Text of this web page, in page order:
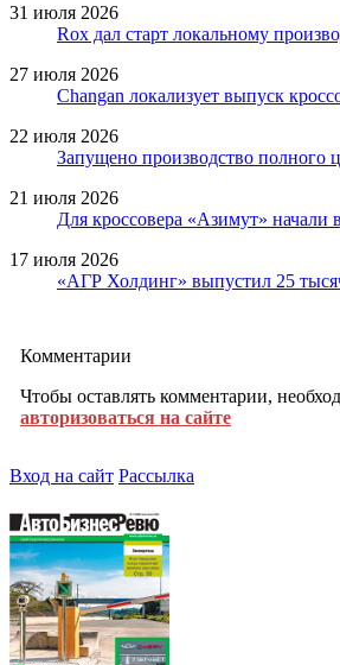
31 июля 2026
Rox дал старт локальному
27 июля 2026
Changan локализует выпуск
22 июля 2026
Запущено производство полного
21 июля 2026
Для кроссовера «Азимут» начали
17 июля 2026
«АГР Холдинг» выпустил 25
Комментарии
Чтобы оставлять комментарии,
авторизоваться на сайте
Вход на сайт Рассылка